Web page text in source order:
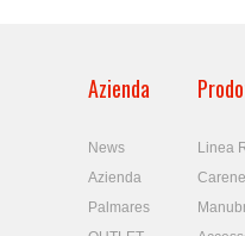
Azienda
News
Azienda
Palmares
Linea
Carene